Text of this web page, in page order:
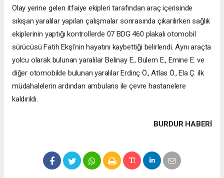
Olay yerine gelen itfaiye ekipleri tarafından araç içerisinde
sıkışan yaralılar yapılan çalışmalar sonrasında çıkarılırken sağlık
ekiplerinin yaptığı kontrollerde 07 BDG 460 plakalı otomobil
sürücüsü Fatih Ekşi’nin hayatını kaybettiği belirlendi. Aynı araçta
yolcu olarak bulunan yaralılar Belinay E., Bulem E., Emine E. ve
diğer otomobilde bulunan yaralılar Erdinç Ö., Atlas Ö., Ela Ç. ilk
müdahalelerin ardından ambulans ile çevre hastanelere
kaldırıldı.
BURDUR HABERİ